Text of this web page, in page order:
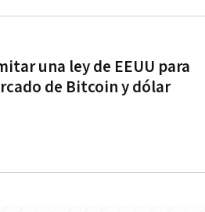
una ley de EEUU para
de Bitcoin y dólar